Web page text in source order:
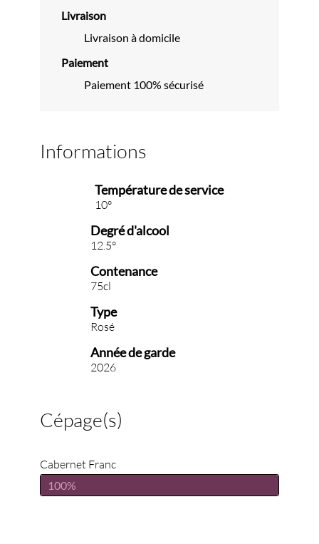
Livraison
Livraison à domicile
Paiement
Paiement 100% sécurisé
Informations
Température de service
10°
Degré d'alcool
12.5°
Contenance
75cl
Type
Rosé
Année de garde
2026
Cépage(s)
Cabernet Franc
100%